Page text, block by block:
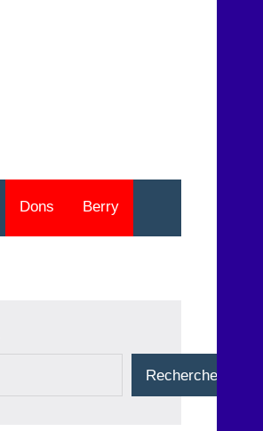
Dons Berry
Rechercher